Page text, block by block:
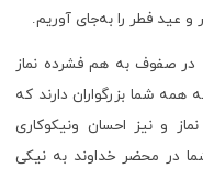
و عید فطر را به‌جای آوریم.
در صفوف به هم فشرده نماز
همه شما بزرگواران دارند که
و نیز احسان ونیکوکاری
در محضر خداوند به نیکی